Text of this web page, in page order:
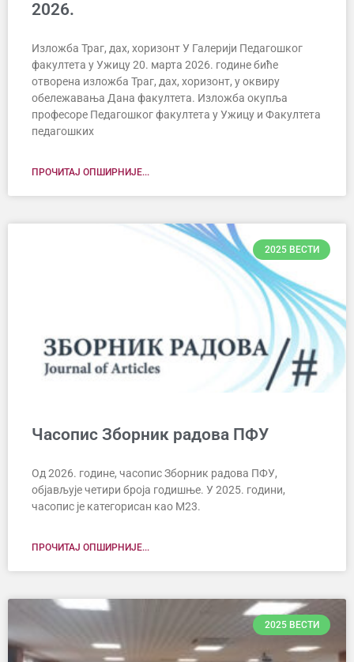
2026.
Изложба Траг, дах, хоризонт У Галерији Педагошког
факултета у Ужицу 20. марта 2026. године биће
отворена изложба Траг, дах, хоризонт, у оквиру
обележавања Дана факултета. Изложба окупља
професоре Педагошког факултета у Ужицу и Факултета
педагошких
ПРОЧИТАЈ ОПШИРНИЈЕ...
2025 ВЕСТИ
Часопис Зборник радова ПФУ
Од 2026. године, часопис Зборник радова ПФУ,
објављује четири броја годишње. У 2025. години,
часопис је категорисан као М23.
ПРОЧИТАЈ ОПШИРНИЈЕ...
2025 ВЕСТИ